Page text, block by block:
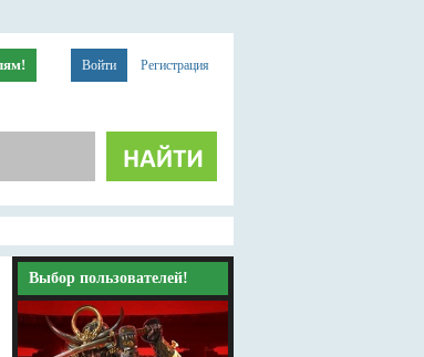
Войти Регистрация
Выбор пользователей!